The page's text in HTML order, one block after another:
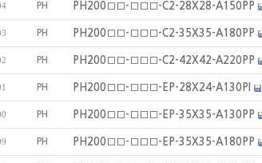
PH PH200□□-□□□-C2-28X28-A150PP
PH PH200□□-□□□-C2-35X35-A180PP
PH PH200□□-□□□-C2-42X42-A220PP
PH PH200□□-□□□-EP-28X24-A130PI
PH PH200□□-□□□-EP-35X35-A130PP
PH PH200□□-□□□-EP-35X35-A180PP